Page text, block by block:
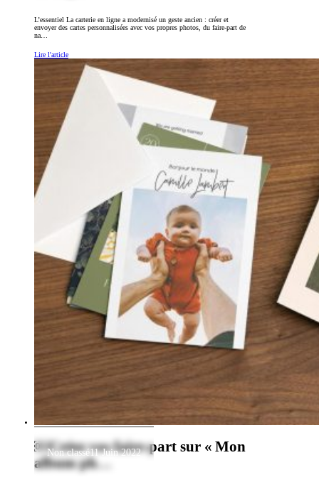
L’essentiel La carterie en ligne a modernisé un geste ancien : créer et
envoyer des cartes personnalisées avec vos propres photos, du faire-part de
na…
Lire l'article
￼Créez vos faire-part sur « Mon
album ph…
Non classé11 Juin 2022